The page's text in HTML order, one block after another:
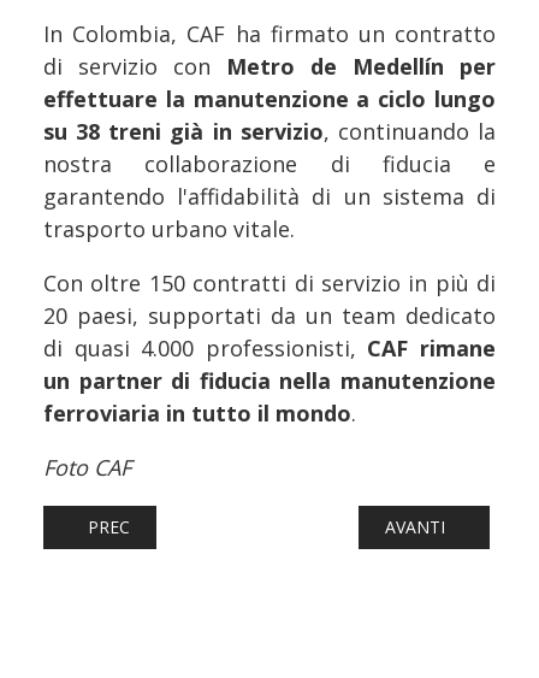
In Colombia, CAF ha firmato un contratto
di servizio con Metro de Medellín
per
effettuare la manutenzione a ciclo lungo
su 38 treni già in servizio, continuando la
nostra collaborazione di fiducia e
garantendo l'affidabilità di un sistema di
trasporto urbano vitale.
Con oltre 150 contratti di servizio in più di
20 paesi, supportati da un team dedicato
di quasi 4.000 professionisti, CAF rimane
un partner di fiducia nella manutenzione
ferroviaria in tutto il mondo.
Foto CAF
ARTICOLO PRECEDENTE: FERROVIE: IL GRUPPO FS TRA
PREC ARTICOLO
AVANTI